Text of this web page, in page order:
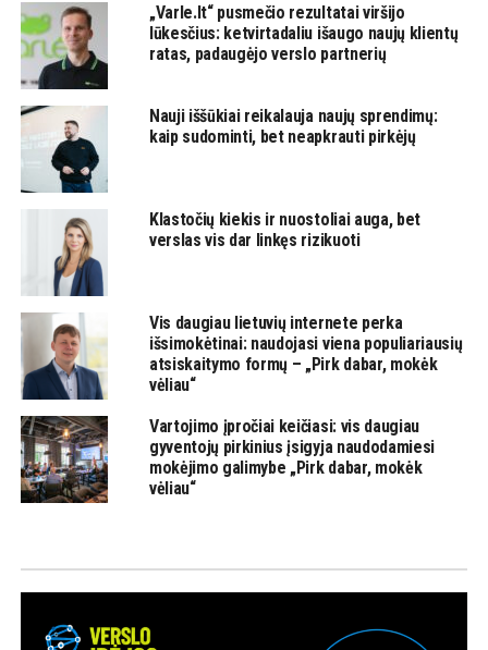
„Varle.lt“ pusmečio rezultatai viršijo
lūkesčius: ketvirtadaliu išaugo naujų klientų
ratas, padaugėjo verslo partnerių
Nauji iššūkiai reikalauja naujų sprendimų:
kaip sudominti, bet neapkrauti pirkėjų
Klastočių kiekis ir nuostoliai auga, bet
verslas vis dar linkęs rizikuoti
Vis daugiau lietuvių internete perka
išsimokėtinai: naudojasi viena populiariausių
atsiskaitymo formų – „Pirk dabar, mokėk
vėliau“
Vartojimo įpročiai keičiasi: vis daugiau
gyventojų pirkinius įsigyja naudodamiesi
mokėjimo galimybe „Pirk dabar, mokėk
vėliau“